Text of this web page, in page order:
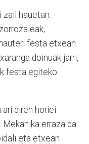
zail hauetan.
festa etxean
doinuak jarri,
festa egiteko
diren horiei
erraza da:
eta etxean